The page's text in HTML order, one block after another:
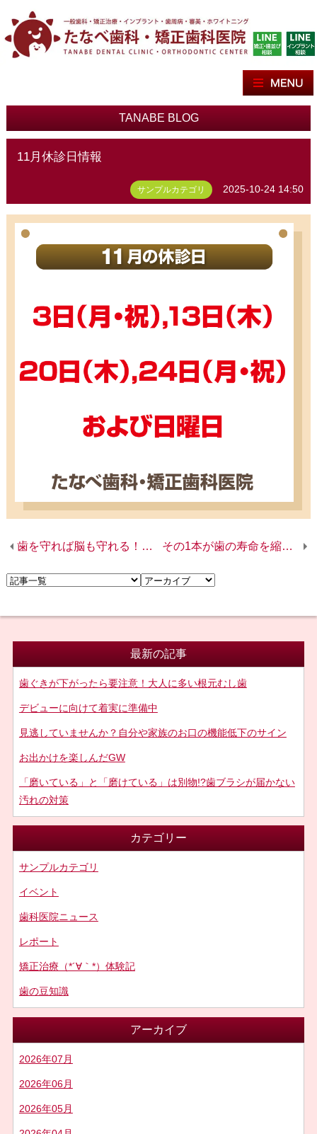
TANABE BLOG
11月休診日情報
サンプルカテゴリ 2025-10-24 14:50
歯を守れば脳も守れる！認知症対策はお口から その1本が歯の寿命を縮める!?喫煙と歯周病の関係
最新の記事
歯ぐきが下がったら要注意！大人に多い根元むし歯
デビューに向けて着実に準備中
見逃していませんか？自分や家族のお口の機能低下のサイン
お出かけを楽しんだGW
「磨いている」と「磨けている」は別物!?歯ブラシが届かない
汚れの対策
カテゴリー
サンプルカテゴリ
イベント
歯科医院ニュース
レポート
矯正治療（*´∀｀*）体験記
歯の豆知識
アーカイブ
2026年07月
2026年06月
2026年05月